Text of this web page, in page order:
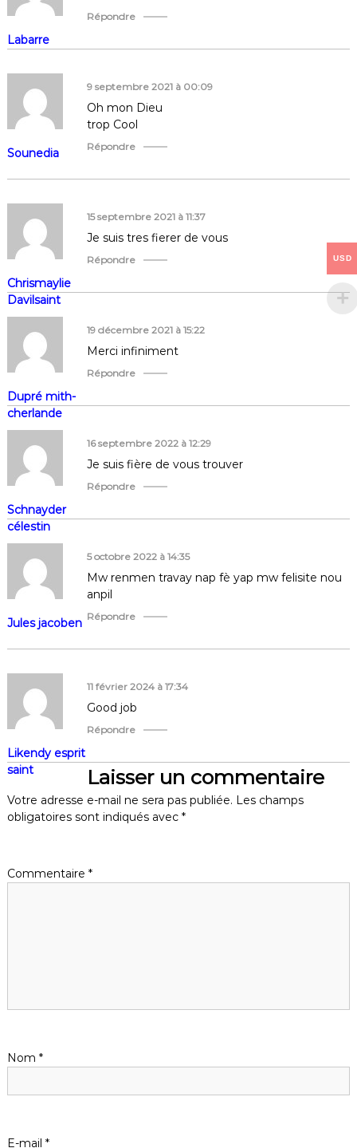
Labarre
Répondre
Sounedia
9 septembre 2021 à 00:09
Oh mon Dieu
trop Cool
Répondre
Chrismaylie
Davilsaint
15 septembre 2021 à 11:37
Je suis tres fierer de vous
Répondre
Dupré mith-
cherlande
19 décembre 2021 à 15:22
Merci infiniment
Répondre
Schnayder
célestin
16 septembre 2022 à 12:29
Je suis fière de vous trouver
Répondre
Jules jacoben
5 octobre 2022 à 14:35
Mw renmen travay nap fè yap mw felisite nou
anpil
Répondre
Likendy esprit
saint
11 février 2024 à 17:34
Good job
Répondre
Laisser un commentaire
Votre adresse e-mail ne sera pas publiée. Les champs
obligatoires sont indiqués avec *
Commentaire *
Nom *
E-mail *
USD